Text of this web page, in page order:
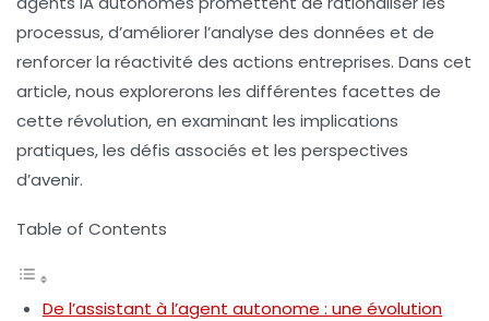
processus, d’améliorer l’analyse des données et de
renforcer la réactivité des actions entreprises. Dans cet
article, nous explorerons les différentes facettes de
cette révolution, en examinant les implications
pratiques, les défis associés et les perspectives
d’avenir.
Table of Contents
De l’assistant à l’agent autonome : une évolution